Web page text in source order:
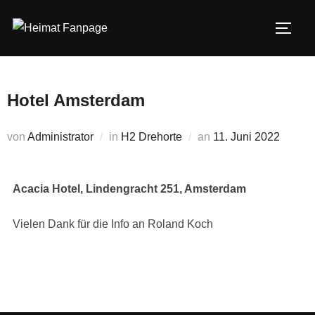
Inhalt
Hotel Amsterdam
von Administrator in H2 Drehorte an Veröffentlicht
11. Juni 2022
Acacia Hotel, Lindengracht 251, Amsterdam
Vielen Dank für die Info an Roland Koch